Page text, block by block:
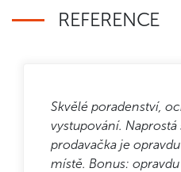
REFERENCE
Skvělé poradenství,
vystupování.
prodavačka je
místě. Bonus: